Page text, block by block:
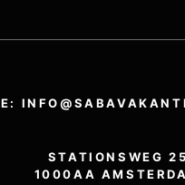
E:
STATIONSWEG 25
1000AA